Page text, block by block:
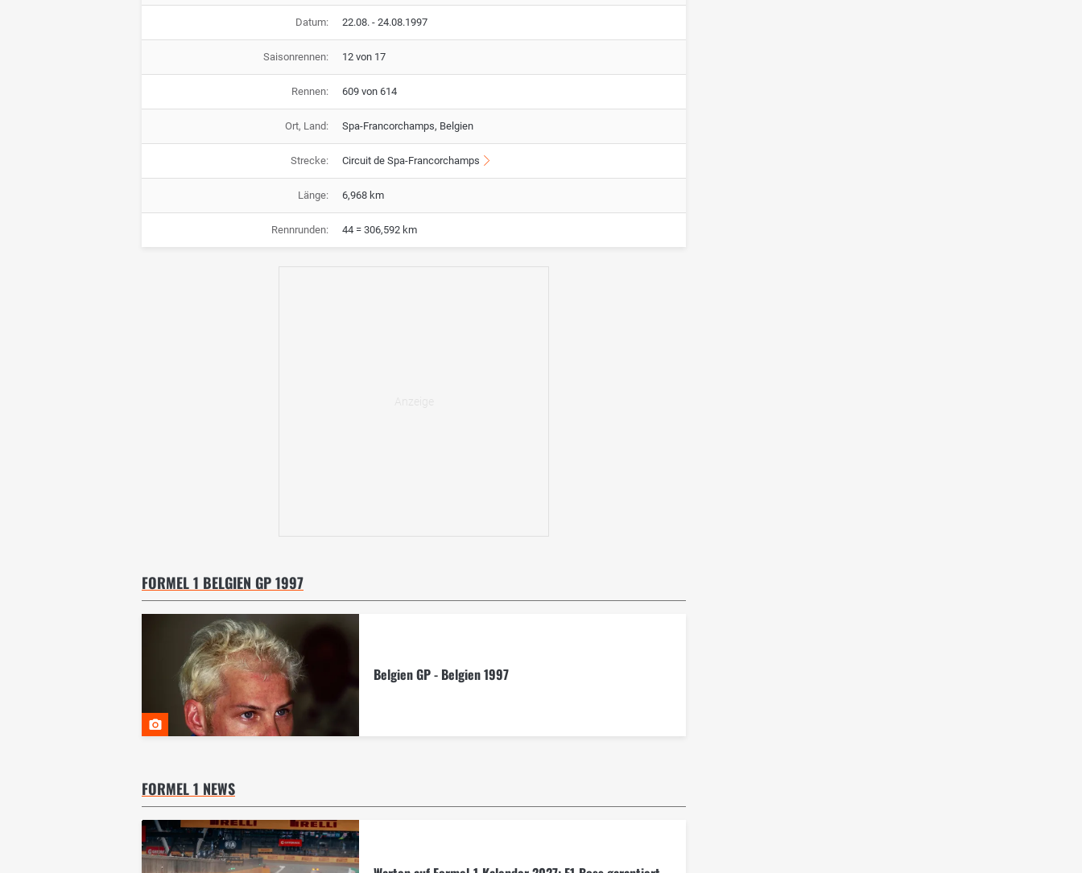
Datum: 22.08. - 24.08.1997
Saisonrennen: 12 von 17
Rennen: 609 von 614
Ort, Land: Spa-Francorchamps, Belgien
Strecke: Circuit de Spa-Francorchamps
Länge: 6,968 km
Rennrunden: 44 = 306,592 km
FORMEL 1 BELGIEN GP 1997
Belgien GP - Belgien 1997
FORMEL 1 NEWS